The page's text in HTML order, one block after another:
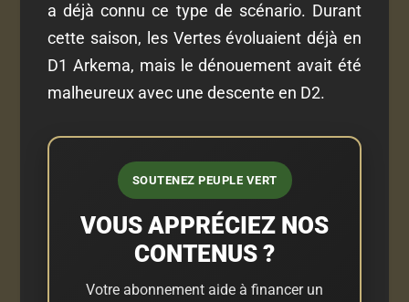
a déjà connu ce type de scénario. Durant
cette saison, les Vertes évoluaient déjà en
D1 Arkema, mais le dénouement avait été
malheureux avec une descente en D2.
SOUTENEZ PEUPLE VERT
VOUS APPRÉCIEZ NOS
CONTENUS ?
Votre abonnement aide à financer un